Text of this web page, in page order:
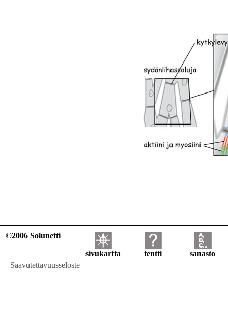
©2006 Solunetti
sivukartta tentti
sanasto
Saavutettavuusseloste